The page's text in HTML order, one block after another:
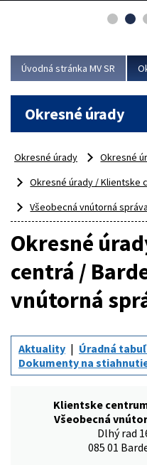
asociácie poisťovní
Viac
Úvodná stránka MV SR
Okresné úrady
Okresné úrady
Okresné
Okresné úrady / Klientske
Všeobecná vnútorná správa
Okresné
centrá /
vnútorná
Aktuality
Úradná
Dokumenty na
Klientske
Všeobecná
Dlhý rad
085 01